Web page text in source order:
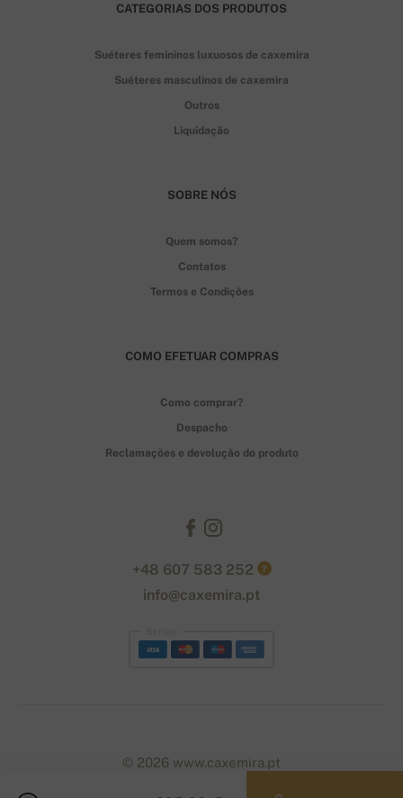
CATEGORIAS DOS PRODUTOS
Suéteres femininos luxuosos de caxemira
Suéteres masculinos de caxemira
Outros
Liquidação
SOBRE NÓS
Quem somos?
Contatos
Termos e Condições
COMO EFETUAR COMPRAS
Como comprar?
Despacho
Reclamações e devolução do produto
+48 607 583 252 ?
info@caxemira.pt
© 2026 www.caxemira.pt